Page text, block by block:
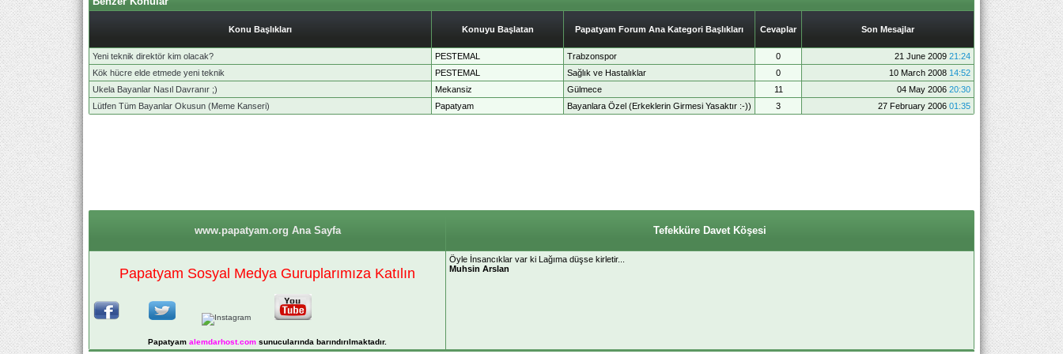
Konu Başlıkları Konuyu Başlatan Papatyam Forum Ana Kategori Başlıkları Cevaplar Son Mesajlar
Yeni teknik direktör kim olacak? PESTEMAL Trabzonspor 0 21 June 2009 21:24
Kök hücre elde etmede yeni teknik
PESTEMAL Sağlık ve Hastalıklar 0 10 March 2008 14:52
Ukela Bayanlar Nasıl Davranır ;)
Mekansiz Gülmece 11 04 May 2006 20:30
Lütfen Tüm Bayanlar Okusun (Meme Kanseri)
Papatyam Bayanlara Özel (Erkeklerin Girmesi Yasaktır :-)) 3 27 February 2006 01:35
www.papatyam.org Ana Sayfa Tefekküre Davet Köşesi
Papatyam Sosyal Medya Guruplarımıza Katılın
Papatyam alemdarhost.com sunucularında barındırılmaktadır.
Öyle İnsancıklar var ki Lağıma düşse kirletir...
Muhsin Arslan